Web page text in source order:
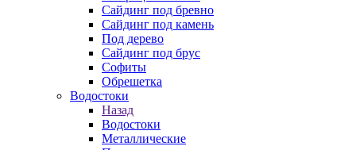
Сайдинг под бревно
Сайдинг под камень
Под дерево
Сайдинг под брус
Софиты
Обрешетка
Водостоки
Назад
Водостоки
Металлические